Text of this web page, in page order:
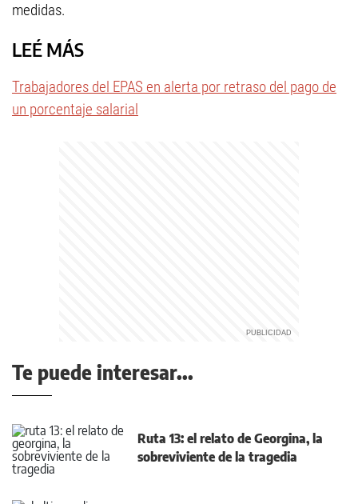
medidas.
LEÉ MÁS
Trabajadores del EPAS en alerta por retraso del pago de
un porcentaje salarial
Te puede interesar...
Ruta 13: el relato de Georgina, la
sobreviviente de la tragedia